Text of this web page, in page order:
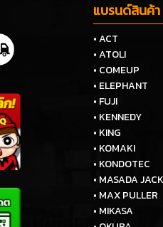
แบรนด์สินค้า
• ACT
• ATOLI
• COMEUP
• ELEPHANT
• FUJI
• KENNEDY
• KING
• KOMAKI
• KONDOTEC
• MASADA JACK
• MAX PULLER
• MIKASA